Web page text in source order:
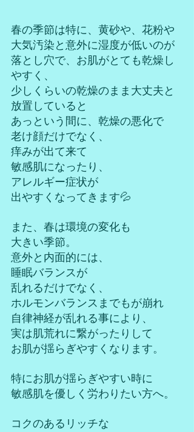
春の季節は特に、黄砂や、花粉や
大気汚染と意外に湿度が低いのが
落とし穴で、お肌がとても乾燥し
やすく、
少しくらいの乾燥のまま大丈夫と
放置していると
あっという間に、乾燥の悪化で
老け顔だけでなく、
痒みが出て来て
敏感肌になったり、
アレルギー症状が
出やすくなってきます💦
また、春は環境の変化も
大きい季節。
意外と内面的には、
睡眠バランスが
乱れるだけでなく、
ホルモンバランスまでもが崩れ
自律神経が乱れる事により、
実は肌荒れに繋がったりして
お肌が揺らぎやすくなります。
特にお肌が揺らぎやすい時に
敏感肌を優しく労わりたい方へ。
コクのあるリッチな